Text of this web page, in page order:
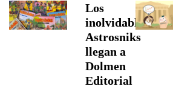
Los
inolvidables
Astrosniks
llegan a
Dolmen
Editorial